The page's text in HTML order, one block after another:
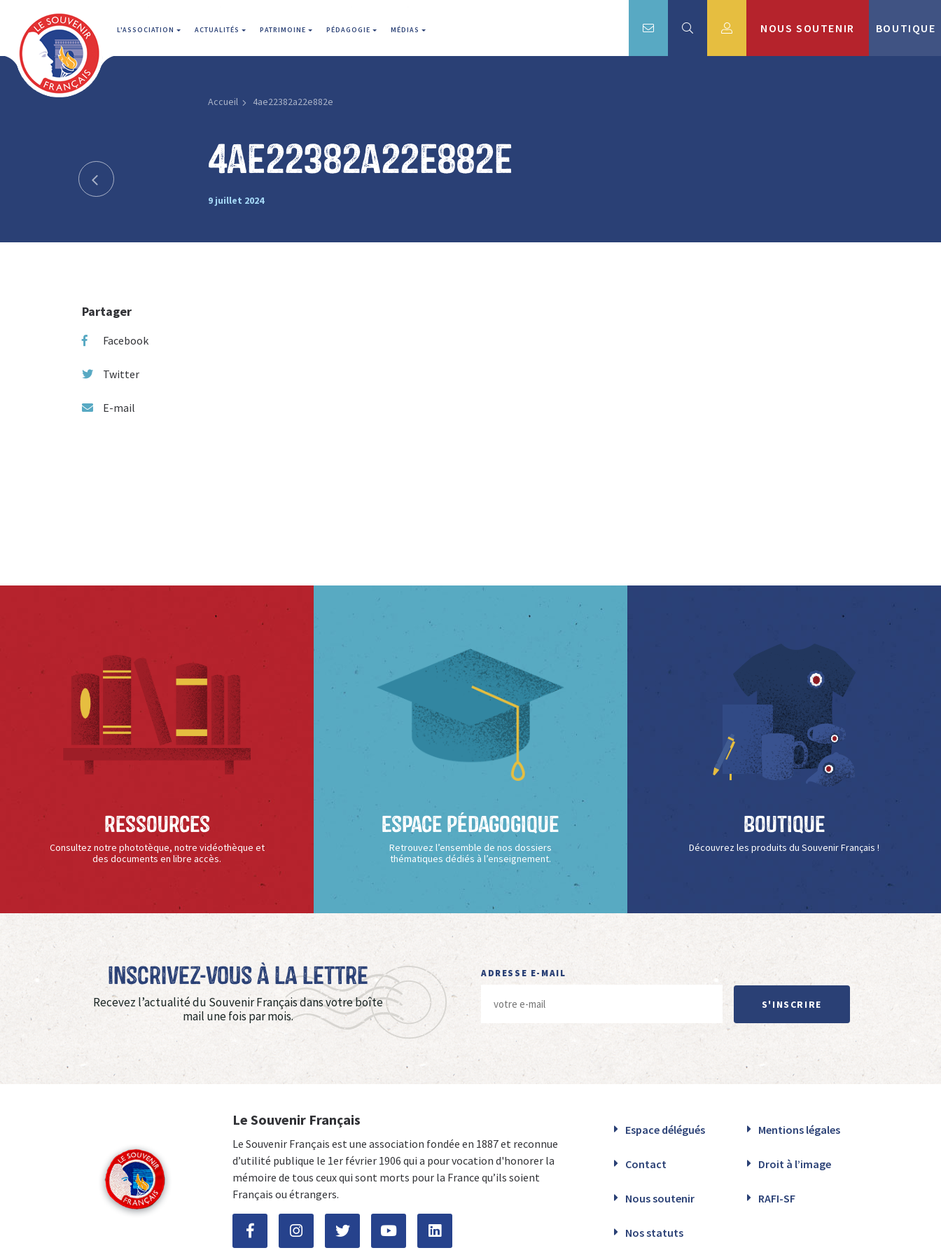
L'ASSOCIATION ACTUALITÉS PATRIMOINE PÉDAGOGIE MÉDIAS NOUS SOUTENIR BOUTIQUE
Accueil 4ae22382a22e882e
4ae22382a22e882e
9 juillet 2024
Partager
Facebook
Twitter
E-mail
Ressources
Consultez notre phototèque, notre vidéothèque et
des documents en libre accès.
Espace Pédagogique
Retrouvez l’ensemble de nos dossiers
thématiques dédiés à l’enseignement.
Boutique
Découvrez les produits du Souvenir Français !
Inscrivez-vous à La Lettre
Recevez l’actualité du Souvenir Français dans votre boîte
mail une fois par mois.
ADRESSE E-MAIL
S'INSCRIRE
Le Souvenir Français
Le Souvenir Français est une association fondée en 1887 et reconnue
d’utilité publique le 1er février 1906 qui a pour vocation d'honorer la
mémoire de tous ceux qui sont morts pour la France qu’ils soient
Français ou étrangers.
Espace délégués Mentions légales
Contact Droit à l’image
Nous soutenir RAFI-SF
Nos statuts